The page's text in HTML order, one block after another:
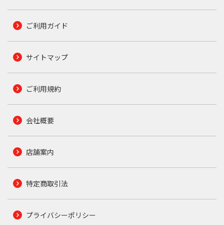
ご利用ガイド
サイトマップ
ご利用規約
会社概要
店舗案内
特定商取引法
プライバシーポリシー